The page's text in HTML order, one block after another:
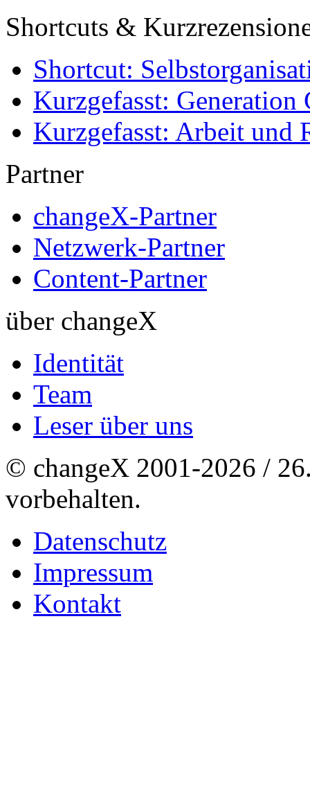
Shortcuts &
Shortcut:
Kurzgefasst: Generation
Kurzgefasst: Arbeit und
Partner
changeX-Partner
Netzwerk-Partner
Content-Partner
über changeX
Identität
Team
Leser über uns
© changeX 2001-2026 /
vorbehalten.
Datenschutz
Impressum
Kontakt